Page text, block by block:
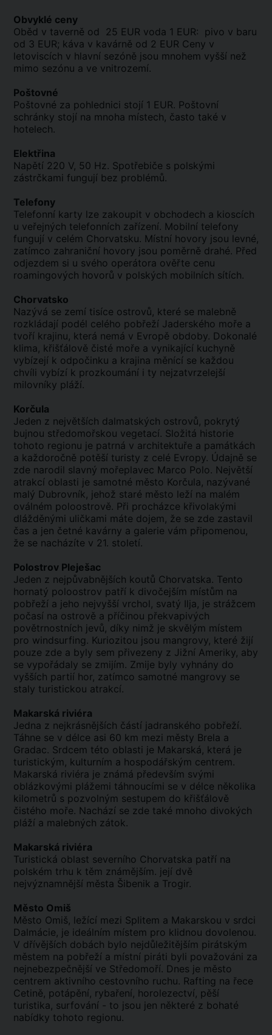
Obvyklé ceny
Oběd v taverně od 25 EUR voda 1 EUR: pivo v baru
od 3 EUR; káva v kavárně od 2 EUR Ceny v
letoviscích v hlavní sezóně jsou mnohem vyšší než
mimo sezónu a ve vnitrozemí.
Poštovné
Poštovné za pohlednici stojí 1 EUR. Poštovní
schránky stojí na mnoha místech, často také v
hotelech.
Elektřina
Napětí 220 V, 50 Hz. Spotřebiče s polskými
zástrčkami fungují bez problémů.
Telefony
Telefonní karty lze zakoupit v obchodech a kioscích
u veřejných telefonních zařízení. Mobilní telefony
fungují v celém Chorvatsku. Místní hovory jsou levné,
zatímco zahraniční hovory jsou poměrně drahé. Před
odjezdem si u svého operátora ověřte cenu
roamingových hovorů v polských mobilních sítích.
Chorvatsko
Nazývá se zemí tisíce ostrovů, které se malebně
rozkládají podél celého pobřeží Jaderského moře a
tvoří krajinu, která nemá v Evropě obdoby. Dokonalé
klima, křišťálově čisté moře a vynikající kuchyně
vybízejí k odpočinku a krajina měnící se každou
chvíli vybízí k prozkoumání i ty nejzatvrzelejší
milovníky pláží.
Korčula
Jeden z největších dalmatských ostrovů, pokrytý
bujnou středomořskou vegetací. Složitá historie
tohoto regionu je patrná v architektuře a památkách
a každoročně potěší turisty z celé Evropy. Údajně se
zde narodil slavný mořeplavec Marco Polo. Největší
atrakcí oblasti je samotné město Korčula, nazývané
malý Dubrovník, jehož staré město leží na malém
oválném poloostrově. Při procházce křivolakými
dlážděnými uličkami máte dojem, že se zde zastavil
čas a jen četné kavárny a galerie vám připomenou,
že se nacházíte v 21. století.
Polostrov Pleješac
Jeden z nejpůvabnějších koutů Chorvatska. Tento
hornatý poloostrov patří k divočejším místům na
pobřeží a jeho nejvyšší vrchol, svatý Ilja, je strážcem
počasí na ostrově a příčinou překvapivých
povětrnostních jevů, díky nimž je skvělým místem
pro windsurfing. Kuriozitou jsou mangrovy, které žijí
pouze zde a byly sem přivezeny z Jižní Ameriky, aby
se vypořádaly se zmijím. Zmije byly vyhnány do
vyšších partií hor, zatímco samotné mangrovy se
staly turistickou atrakcí.
Makarská riviéra
Jedna z nejkrásnějších částí jadranského pobřeží.
Táhne se v délce asi 60 km mezi městy Brela a
Gradac. Srdcem této oblasti je Makarská, která je
turistickým, kulturním a hospodářským centrem.
Makarská riviéra je známá především svými
oblázkovými plážemi táhnoucími se v délce několika
kilometrů s pozvolným sestupem do křišťálově
čistého moře. Nachází se zde také mnoho divokých
pláží a malebných zátok.
Makarská riviéra
Turistická oblast severního Chorvatska patří na
polském trhu k těm známějším. její dvě
nejvýznamnější města Šibenik a Trogir.
Město Omiš
Město Omiš, ležící mezi Splitem a Makarskou v srdci
Dalmácie, je ideálním místem pro klidnou dovolenou.
V dřívějších dobách bylo nejdůležitějším pirátským
městem na pobřeží a místní piráti byli považováni za
nejnebezpečnější ve Středomoří. Dnes je město
centrem aktivního cestovního ruchu. Rafting na řece
Cetině, potápění, rybaření, horolezectví, pěší
turistika, surfování - to jsou jen některé z bohaté
nabídky tohoto regionu.